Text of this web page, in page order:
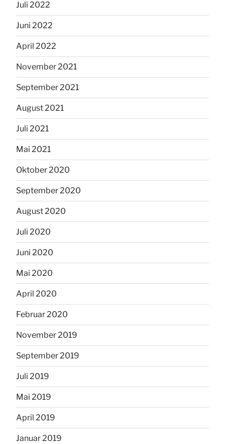
Juli 2022
Juni 2022
April 2022
November 2021
September 2021
August 2021
Juli 2021
Mai 2021
Oktober 2020
September 2020
August 2020
Juli 2020
Juni 2020
Mai 2020
April 2020
Februar 2020
November 2019
September 2019
Juli 2019
Mai 2019
April 2019
Januar 2019